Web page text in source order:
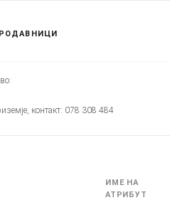
контакт: 078 308 484
ИМЕ НА
АТРИБУТ